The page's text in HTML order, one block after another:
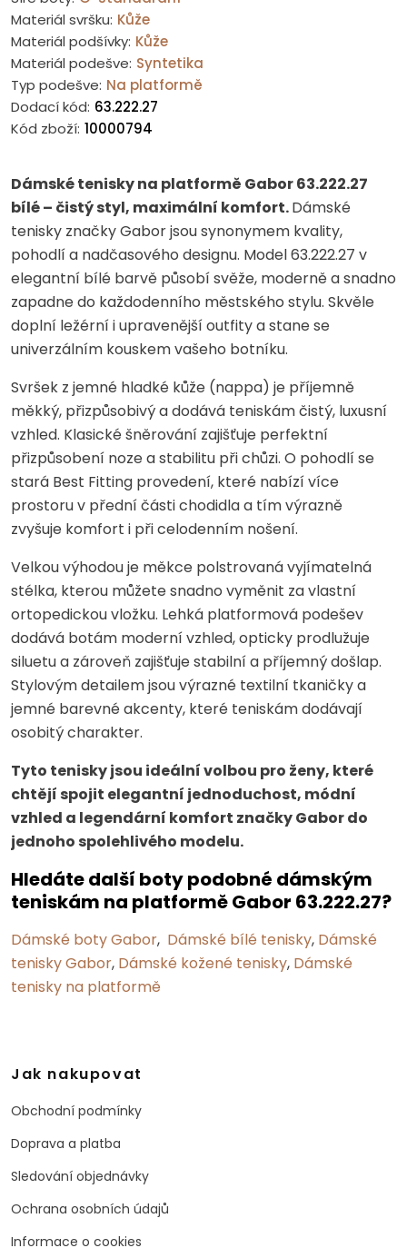
Materiál svršku: Kůže
Materiál podšívky: Kůže
Materiál podešve: Syntetika
Typ podešve: Na platformě
Dodací kód: 63.222.27
Kód zboží: 10000794
Dámské tenisky na platformě Gabor 63.222.27
bílé – čistý styl, maximální komfort.Dámské
tenisky značky Gabor jsou synonymem kvality,
pohodlí a nadčasového designu. Model 63.222.27 v
elegantní bílé barvě působí svěže, moderně a snadno
zapadne do každodenního městského stylu. Skvěle
doplní ležérní i upravenější outfity a stane se
univerzálním kouskem vašeho botníku.
Svršek z jemné hladké kůže (nappa) je příjemně
měkký, přizpůsobivý a dodává teniskám čistý, luxusní
vzhled. Klasické šněrování zajišťuje perfektní
přizpůsobení noze a stabilitu při chůzi. O pohodlí se
stará Best Fitting provedení, které nabízí více
prostoru v přední části chodidla a tím výrazně
zvyšuje komfort i při celodenním nošení.
Velkou výhodou je měkce polstrovaná vyjímatelná
stélka, kterou můžete snadno vyměnit za vlastní
ortopedickou vložku. Lehká platformová podešev
dodává botám moderní vzhled, opticky prodlužuje
siluetu a zároveň zajišťuje stabilní a příjemný došlap.
Stylovým detailem jsou výrazné textilní tkaničky a
jemné barevné akcenty, které teniskám dodávají
osobitý charakter.
Tyto tenisky jsou ideální volbou pro ženy, které
chtějí spojit elegantní jednoduchost, módní
vzhled a legendární komfort značky Gabor do
jednoho spolehlivého modelu.
Hledáte další boty podobné dámským
teniskám na platformě Gabor 63.222.27?
Dámské boty Gabor, Dámské bílé tenisky, Dámské
tenisky Gabor, Dámské kožené tenisky, Dámské
tenisky na platformě
Jak nakupovat
Obchodní podmínky
Doprava a platba
Sledování objednávky
Ochrana osobních údajů
Informace o cookies